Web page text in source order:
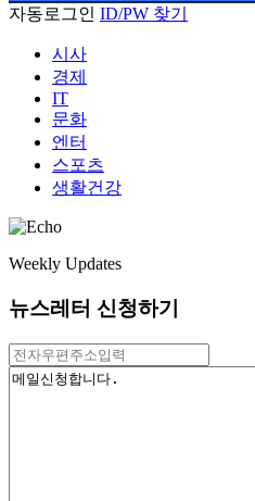
자동로그인 ID/PW 찾기
시사
경제
IT
문화
엔터
스포츠
생활건강
Weekly Updates
뉴스레터 신청하기